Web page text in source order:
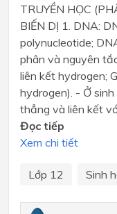
TRUYỀN HỌC
BIẾN DỊ 1. DNA:
polynucleotide;
phân và nguyên
liên kết hydrogen;
hydrogen). - Ở
thẳng và liên kết
Đọc tiếp
Xem chi tiết
Lớp 12 Sinh